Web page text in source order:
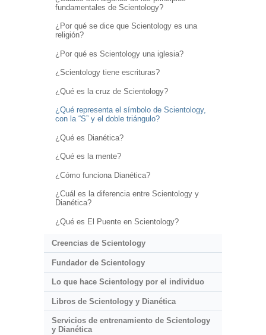
fundamentales de Scientology?
¿Por qué se dice que Scientology es una
religión?
¿Por qué es Scientology una iglesia?
¿Scientology tiene escrituras?
¿Qué es la cruz de Scientology?
¿Qué representa el símbolo de Scientology,
con la “S” y el doble triángulo?
¿Qué es Dianética?
¿Qué es la mente?
¿Cómo funciona Dianética?
¿Cuál es la diferencia entre Scientology y
Dianética?
¿Qué es El Puente en Scientology?
Creencias de Scientology
Fundador de Scientology
Lo que hace Scientology por el individuo
Libros de Scientology y Dianética
Servicios de entrenamiento de Scientology
y Dianética